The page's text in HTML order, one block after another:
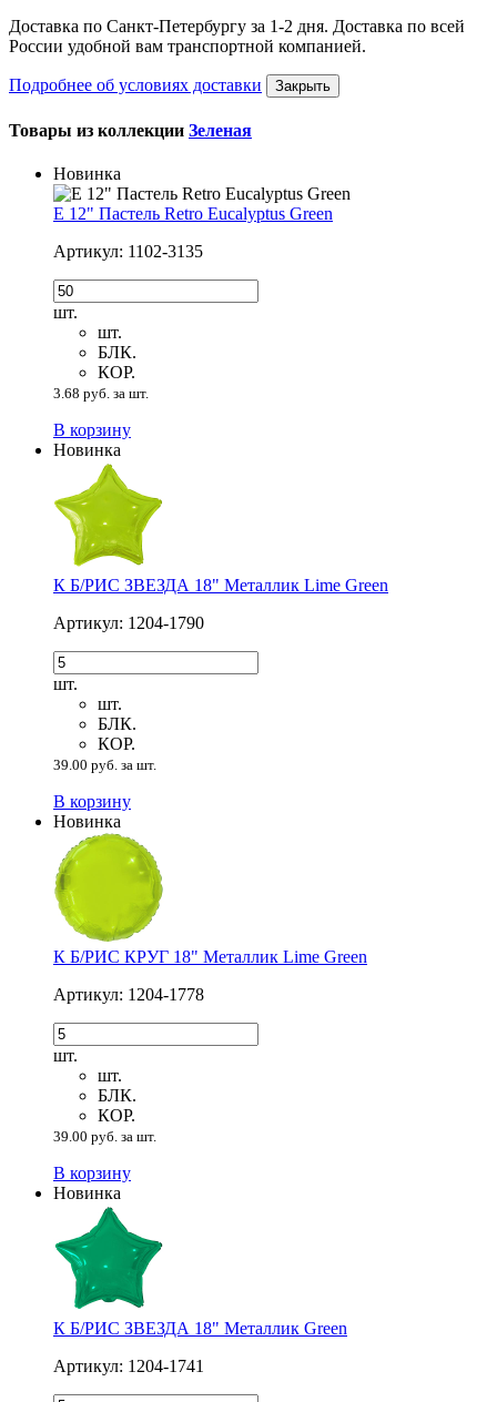
Доставка по Санкт-Петербургу за 1-2 дня. Доставка по всей
России удобной вам транспортной компанией.
Подробнее об условиях доставки Закрыть
Товары из коллекции Зеленая
Новинка
Е 12" Пастель Retro Eucalyptus Green
Артикул: 1102-3135
шт.
шт.
БЛК.
КОР.
3.68 руб. за шт.
В корзину
Новинка
К Б/РИС ЗВЕЗДА 18" Металлик Lime Green
Артикул: 1204-1790
шт.
шт.
БЛК.
КОР.
39.00 руб. за шт.
В корзину
Новинка
К Б/РИС КРУГ 18" Металлик Lime Green
Артикул: 1204-1778
шт.
шт.
БЛК.
КОР.
39.00 руб. за шт.
В корзину
Новинка
К Б/РИС ЗВЕЗДА 18" Металлик Green
Артикул: 1204-1741